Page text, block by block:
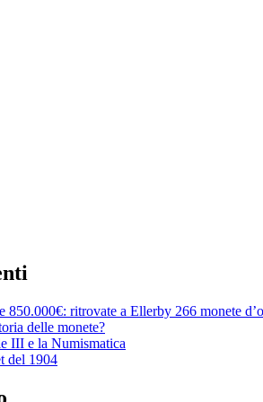
850.000€: ritrovate a Ellerby 266 monete
delle monete?
III e la Numismatica
del 1904